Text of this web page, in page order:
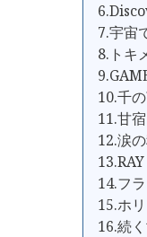
7.宇宙
8.トキ
10.千
11.甘宿
12.涙
14.フ
15.ホ
16.続